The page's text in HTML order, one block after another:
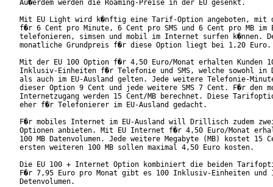
Au�erdem werden die Roaming-Preise in der EU gesenkt.
Mit EU Light wird k�nftig eine Tarif-Option angeboten, mit
f�r 6 Cent pro Minute, 6 Cent pro SMS und 6 Cent pro MB im
telefonieren, simsen und mobil im Internet surfen k�nnen.
monatliche Grundpreis f�r diese Option liegt bei 1,20 Euro.
Mit der EU 100 Option f�r 4,50 Euro/Monat erhalten Kunden
Inklusiv-Einheiten f�r Telefonie und SMS, welche sowohl in
als auch im EU-Ausland gelten. Jede weitere Telefonie-
dieser Option 9 Cent und jede weitere SMS 7 Cent. F�r den
Internetzugang werden 15 Cent/MB berechnet. Diese
eher f�r Telefonierer im EU-Ausland gedacht.
F�r mobiles Internet im EU-Ausland will Drillisch zudem
Optionen anbieten. Mit EU Internet f�r 4,50 Euro/Monat
100 MB Datenvolumen. Jede weitere Megabyte (MB) kostet 15
ersten weiteren 100 MB sollen maximal 4,50 Euro kosten.
Die EU 100 + Internet Option kombiniert die beiden
F�r 7,95 Euro pro Monat gibt es 100 Inklusiv-Einheiten und
Detenvolumen.